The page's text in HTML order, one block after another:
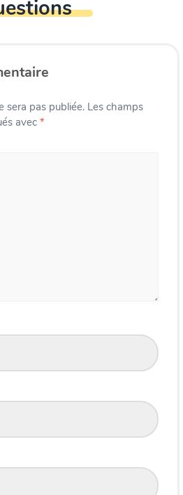
sera pas publiée. Les champs
avec *